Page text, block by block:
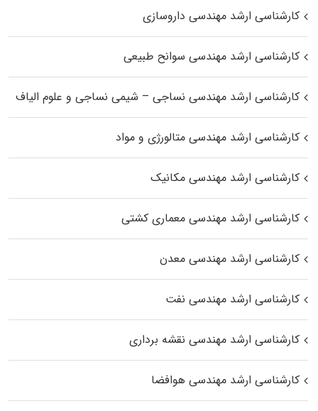
کارشناسی ارشد مهندسی داروسازی
کارشناسی ارشد مهندسی سوانح طبیعی
کارشناسی ارشد مهندسی نساجی – شیمی نساجی و علوم الیاف
کارشناسی ارشد مهندسی متالورژی و مواد
کارشناسی ارشد مهندسی مکانیک
کارشناسی ارشد مهندسی معماری کشتی
کارشناسی ارشد مهندسی معدن
کارشناسی ارشد مهندسی نفت
کارشناسی ارشد مهندسی نقشه برداری
کارشناسی ارشد مهندسی هوافضا